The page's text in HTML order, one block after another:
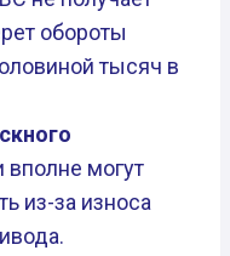
обороты
тысяч в
вполне могут
из-за износа